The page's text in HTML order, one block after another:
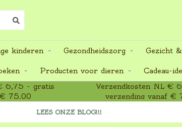
kinderen Gezondheidszorg Gezicht
Producten voor dieren
Cadeau-
6,75 - gratis
€ 75,00
Verzendkosten NL €
verzending vanaf €
LEES ONZE BLOG!!!